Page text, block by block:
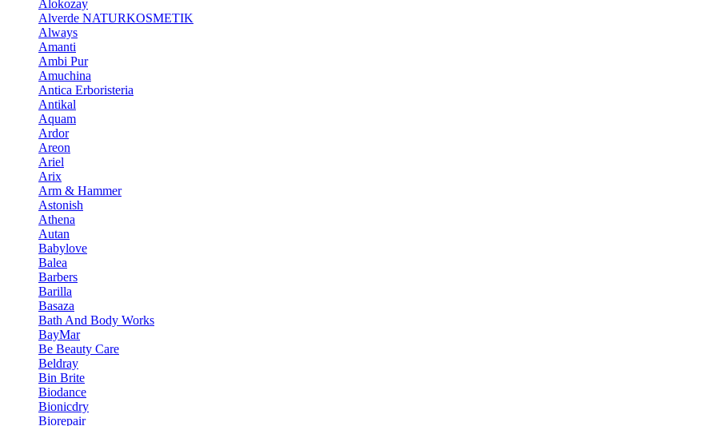
Alokozay
Alverde NATURKOSMETIK
Always
Amanti
Ambi Pur
Amuchina
Antica Erboristeria
Antikal
Aquam
Ardor
Areon
Ariel
Arix
Arm & Hammer
Astonish
Athena
Autan
Babylove
Balea
Barbers
Barilla
Basaza
Bath And Body Works
BayMar
Be Beauty Care
Beldray
Bin Brite
Biodance
Bionicdry
Biorepair